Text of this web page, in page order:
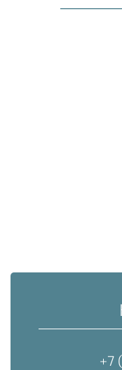
+7